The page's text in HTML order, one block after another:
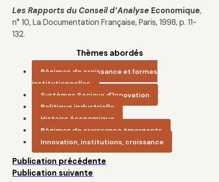
Les Rapports du Conseil d’Analyse Economique,
n° 10, La Documentation Française, Paris, 1998, p. 11-
132.
Thèmes abordés
Régimes de croissance et formes
institutionnelles
Systèmes Sociaux d'Innovation
Politique industrielle
Histoire économique
Régimes de croissance émergents
Innovation, institutions, croissance
Publication précédente
Publication suivante